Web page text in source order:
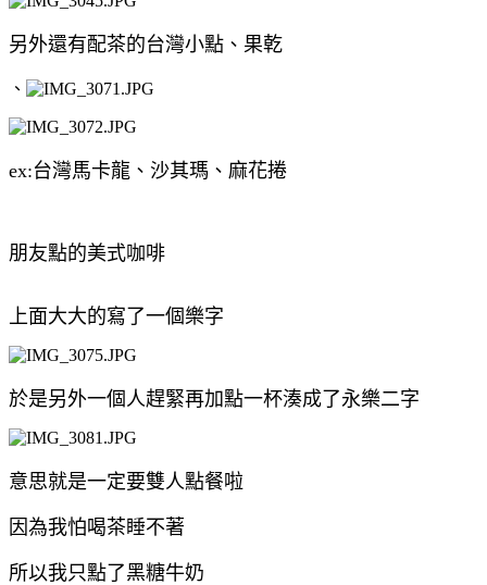
另外還有配茶的台灣小點、果乾
、
ex:台灣馬卡龍、沙其瑪、麻花捲
朋友點的美式咖啡
上面大大的寫了一個樂字
於是另外一個人趕緊再加點一杯湊成了永樂二字
意思就是一定要雙人點餐啦
因為我怕喝茶睡不著
所以我只點了黑糖牛奶